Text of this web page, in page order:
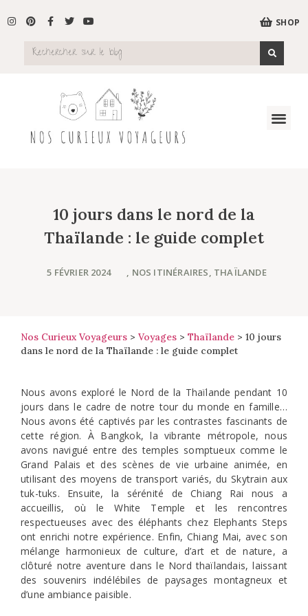
SHOP
10 jours dans le nord de la
Thaïlande : le guide complet
5 FÉVRIER 2024 , NOS ITINÉRAIRES, THAÏLANDE
Nos Curieux Voyageurs > Voyages > Thaïlande > 10 jours
dans le nord de la Thaïlande : le guide complet
Nous avons exploré le Nord de la Thaïlande pendant 10
jours dans le cadre de notre tour du monde en famille…
Nous avons été captivés par les contrastes fascinants de
cette région. À Bangkok, la vibrante métropole, nous
avons navigué entre des temples somptueux comme le
Grand Palais et des scènes de vie urbaine animée, en
utilisant des moyens de transport variés, du Skytrain aux
tuk-tuks. Ensuite, la sérénité de Chiang Rai nous a
accueillis, où le White Temple et les rencontres
respectueuses avec des éléphants chez Elephants Steps
ont enrichi notre expérience. Enfin, Chiang Mai, avec son
mélange harmonieux de culture, d’art et de nature, a
clôturé notre aventure dans le Nord thaïlandais, laissant
des souvenirs indélébiles de paysages montagneux et
d’une ambiance paisible.